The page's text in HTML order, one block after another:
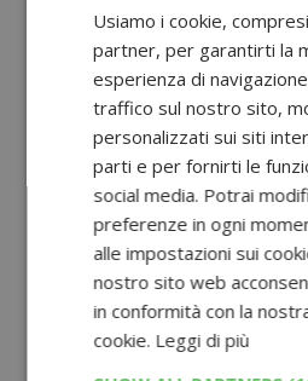
Usiamo i cookie,
partner, per garantirti la
esperienza di
traffico sul nostro sito,
personalizzati sui siti
parti e per fornirti le
social media. Potrai
preferenze in ogni
alle impostazioni sui
nostro sito web
in conformità con la
cookie. Leggi di più